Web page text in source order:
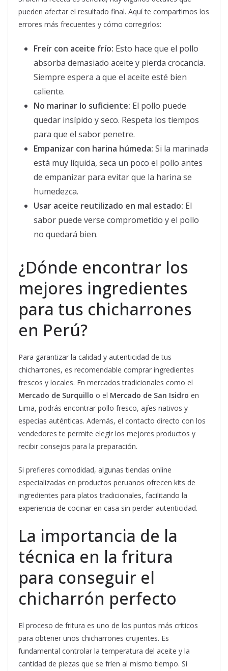
pueden afectar el resultado final. Aquí te compartimos los
errores más frecuentes y cómo corregirlos:
Freír con aceite frío: Esto hace que el pollo
absorba demasiado aceite y pierda crocancia.
Siempre espera a que el aceite esté bien
caliente.
No marinar lo suficiente: El pollo puede
quedar insípido y seco. Respeta los tiempos
para que el sabor penetre.
Empanizar con harina húmeda: Si la marinada
está muy líquida, seca un poco el pollo antes
de empanizar para evitar que la harina se
humedezca.
Usar aceite reutilizado en mal estado: El
sabor puede verse comprometido y el pollo
no quedará bien.
¿Dónde encontrar los
mejores ingredientes
para tus chicharrones
en Perú?
Para garantizar la calidad y autenticidad de tus
chicharrones, es recomendable comprar ingredientes
frescos y locales. En mercados tradicionales como el
Mercado de Surquillo o el Mercado de San Isidro en
Lima, podrás encontrar pollo fresco, ajíes nativos y
especias auténticas. Además, el contacto directo con los
vendedores te permite elegir los mejores productos y
recibir consejos para la preparación.
Si prefieres comodidad, algunas tiendas online
especializadas en productos peruanos ofrecen kits de
ingredientes para platos tradicionales, facilitando la
experiencia de cocinar en casa sin perder autenticidad.
La importancia de la
técnica en la fritura
para conseguir el
chicharrón perfecto
El proceso de fritura es uno de los puntos más críticos
para obtener unos chicharrones crujientes. Es
fundamental controlar la temperatura del aceite y la
cantidad de piezas que se fríen al mismo tiempo. Si